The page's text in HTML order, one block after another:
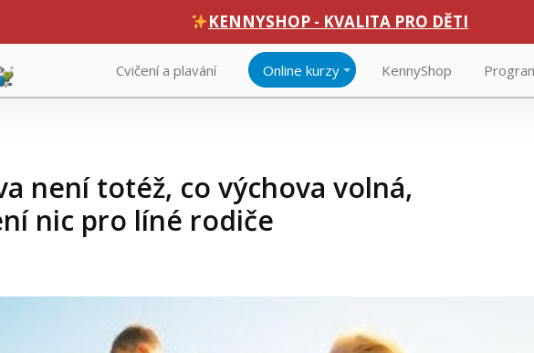
KENNYSHOP - KVALITA PRO DĚTI
Cvičení a plavání Online kurzy KennyShop
není totéž, co výchova volná,
nic pro líné rodiče